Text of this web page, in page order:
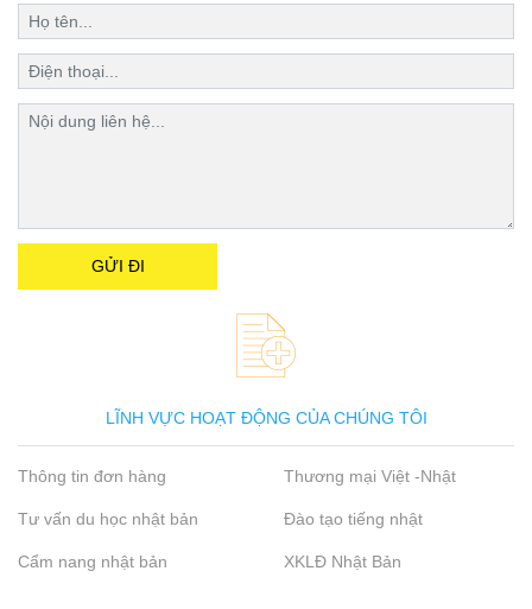
LĨNH VỰC HOẠT ĐỘNG CỦA CHÚNG TÔI
Thông tin đơn hàng Thương mại Việt -Nhật
Tư vấn du học nhật bản Đào tạo tiếng nhật
Cẩm nang nhật bản XKLĐ Nhật Bản